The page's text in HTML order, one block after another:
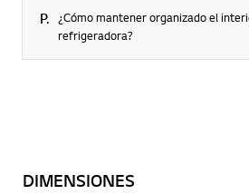
P.
¿Cómo mantener organizado el
refrigeradora?
DIMENSIONES